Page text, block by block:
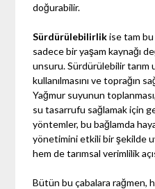
doğurabilir.
Sürdürülebilirlikise tam
sadece bir yaşam kaynağı
unsuru. Sürdürülebilir tarım
kullanılmasını ve toprağın
Yağmur suyunun
su tasarrufu sağlamak için
yöntemler, bu bağlamda
yönetimini etkili bir şekilde
hem de tarımsal verimlilik
Bütün bu çabalara rağmen,